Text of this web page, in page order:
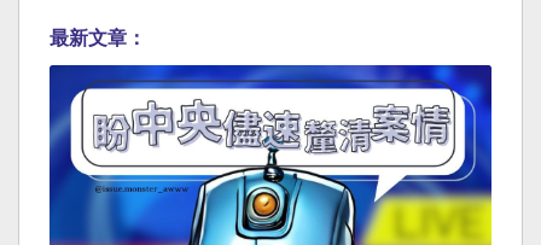
最新文章：